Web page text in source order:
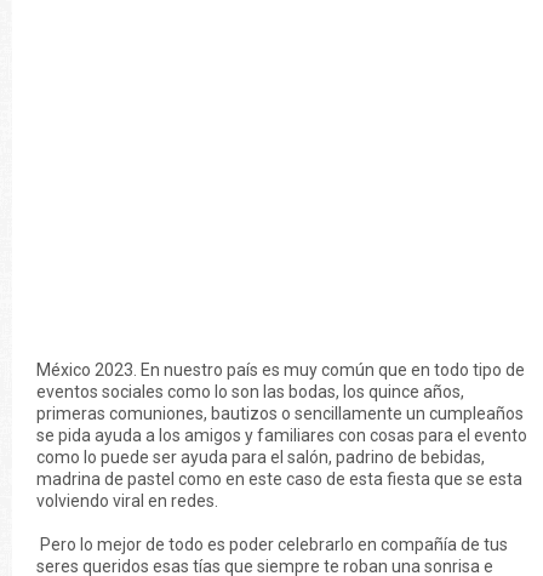
México 2023. En nuestro país es muy común que en todo tipo de
eventos sociales como lo son las bodas, los quince años,
primeras comuniones, bautizos o sencillamente un cumpleaños
se pida ayuda a los amigos y familiares con cosas para el evento
como lo puede ser ayuda para el salón, padrino de bebidas,
madrina de pastel como en este caso de esta fiesta que se esta
volviendo viral en redes.
Pero lo mejor de todo es poder celebrarlo en compañía de tus
seres queridos esas tías que siempre te roban una sonrisa e